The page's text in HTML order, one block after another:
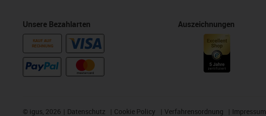
Unsere Bezahlarten
KAUF AUF
RECHNUNG
Auszeichnungen
© igus, 2026 Datenschutz Cookie Policy Verfahrensordnung Impressum